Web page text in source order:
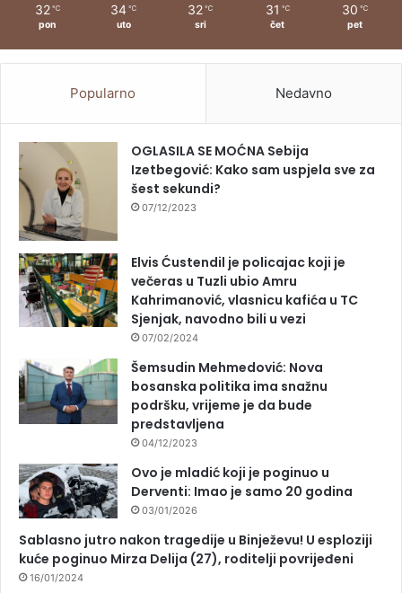
32 ℃
pon
34 ℃
uto
32 ℃
sri
31 ℃
čet
30 ℃
pet
Popularno Nedavno
OGLASILA SE MOĆNA Sebija
Izetbegović: Kako sam uspjela sve za
šest sekundi?
07/12/2023
Elvis Ćustendil je policajac koji je
večeras u Tuzli ubio Amru
Kahrimanović, vlasnicu kafića u TC
Sjenjak, navodno bili u vezi
07/02/2024
Šemsudin Mehmedović: Nova
bosanska politika ima snažnu
podršku, vrijeme je da bude
predstavljena
04/12/2023
Ovo je mladić koji je poginuo u
Derventi: Imao je samo 20 godina
03/01/2026
Sablasno jutro nakon tragedije u Binježevu! U esploziji
kuće poginuo Mirza Delija (27), roditelji povrijeđeni
16/01/2024